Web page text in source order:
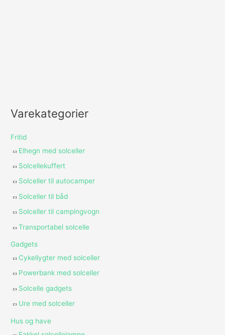
Varekategorier
Fritid
Elhegn med solceller
Solcellekuffert
Solceller til autocamper
Solceller til båd
Solceller til campingvogn
Transportabel solcelle
Gadgets
Cykellygter med solceller
Powerbank med solceller
Solcelle gadgets
Ure med solceller
Hus og have